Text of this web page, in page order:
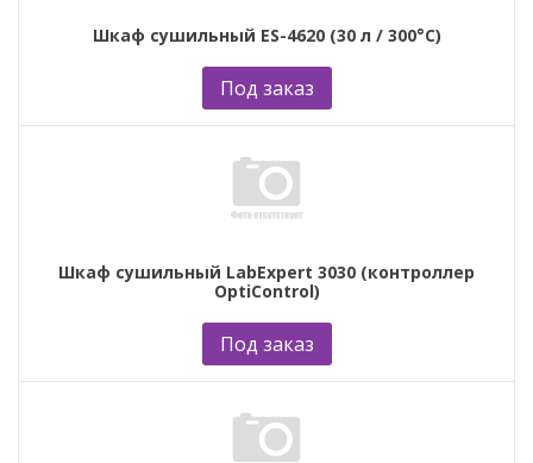
Шкаф сушильный ES-4620 (30 л / 300°С)
Под заказ
Шкаф сушильный LabExpert 3030 (контроллер
OptiControl)
Под заказ